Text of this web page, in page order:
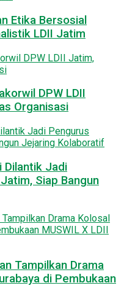
Etika Bersosial
LDII Jatim
DPW LDII
Organisasi
Dilantik Jadi
Siap Bangun
Tampilkan Drama
di Pembukaan